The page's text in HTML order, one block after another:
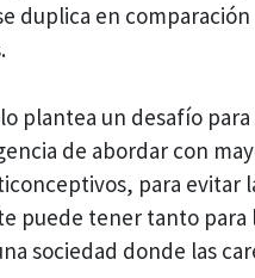
duplica en
plantea un desafío
de abordar con
para evitar
puede tener tanto para
sociedad donde las